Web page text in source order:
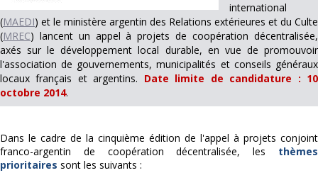
international
(MAEDI) et le ministère argentin des Relations extérieures et du Culte
(MREC) lancent un appel à projets de coopération décentralisée,
axés sur le développement local durable, en vue de promouvoir
l'association de gouvernements, municipalités et conseils généraux
locaux français et argentins. Date limite de candidature : 10
octobre 2014.
Dans le cadre de la cinquième édition de l'appel à projets conjoint
franco-argentin de coopération décentralisée, les thèmes
prioritaires sont les suivants :